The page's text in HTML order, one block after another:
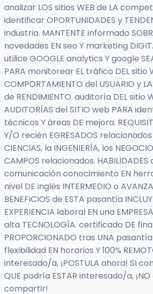
analizar LOS sitios WEB de LA
identificar OPORTUNIDADES y
industria. MANTENTE informado
novedades EN seo Y marketing
utilice GOOGLE analytics Y google
PARA monitorear EL tráfico DEL sitio
COMPORTAMIENTO del USUARIO y
de RENDIMIENTO. auditoría DEL sitio
AUDITORÍAS del SITIO web PARA
técnicos Y áreas DE mejora.
Y/O recién EGRESADOS relacionados
CIENCIAS, la INGENIERÍA, los
CAMPOS relacionados.
comunicación conocimiento EN
nivel DE inglés INTERMEDIO o
BENEFICIOS de ESTA pasantía
EXPERIENCIA laboral EN una
alta TECNOLOGÍA. certificado DE
PROPORCIONADO tras UNA pasantía
flexibilidad EN horarios Y 100%
interesado/a, ¡POSTULA ahora! SI
QUE podría ESTAR interesado/a, ¡NO
compartir!